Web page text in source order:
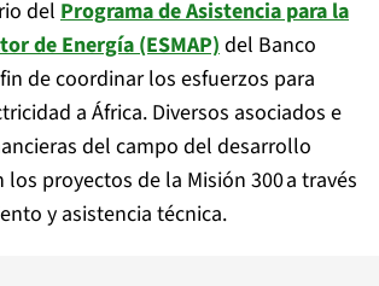
del Programa de Asistencia para la
de Energía (ESMAP) del Banco
de coordinar los esfuerzos para
a África. Diversos asociados e
del campo del desarrollo
proyectos de la Misión 300 a través
y asistencia técnica.